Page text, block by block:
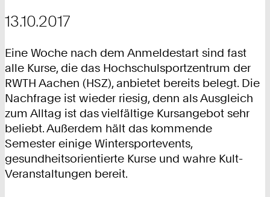
13.10.2017
Eine Woche nach dem Anmeldestart sind fast
alle Kurse, die das Hochschulsportzentrum der
RWTH Aachen (HSZ), anbietet bereits belegt. Die
Nachfrage ist wieder riesig, denn als Ausgleich
zum Alltag ist das vielfältige Kursangebot sehr
beliebt. Außerdem hält das kommende
Semester einige Wintersportevents,
gesundheitsorientierte Kurse und wahre Kult-
Veranstaltungen bereit.